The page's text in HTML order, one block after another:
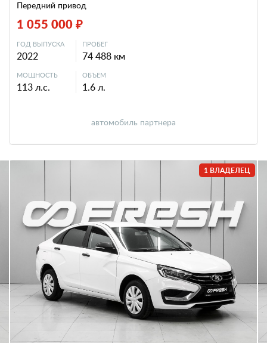
Передний привод
1 055 000 ₽
ГОД ВЫПУСКА
2022
ПРОБЕГ
74 488 км
МОЩНОСТЬ
113 л.с.
ОБЪЕМ
1.6 л.
автомобиль партнера
1 ВЛАДЕЛЕЦ